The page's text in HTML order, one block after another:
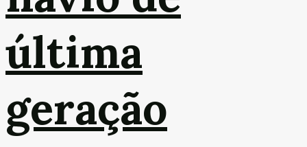
última
geração